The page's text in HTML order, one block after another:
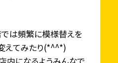
は頻繁に模様替えを
えてみたり(*^^*)